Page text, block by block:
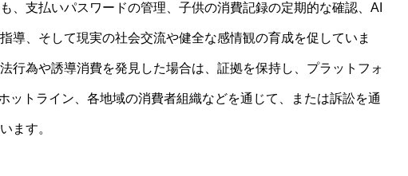
、支払いパスワードの管理、子供の消費記録の定期的な確認、AI
導、そして現実の社会交流や健全な感情観の育成を促していま
行為や誘導消費を発見した場合は、証拠を保持し、プラットフォ
ットライン、各地域の消費者組織などを通じて、または訴訟を通
ます。